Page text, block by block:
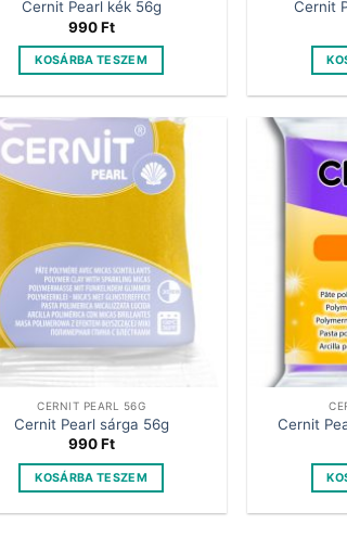
Cernit Pearl kék 56g
990Ft
KOSÁRBA TESZEM
Cernit
CERNIT PEARL 56G
Cernit Pearl sárga 56g
990Ft
KOSÁRBA TESZEM
Cernit